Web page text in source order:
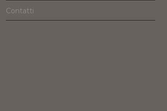
Contatti